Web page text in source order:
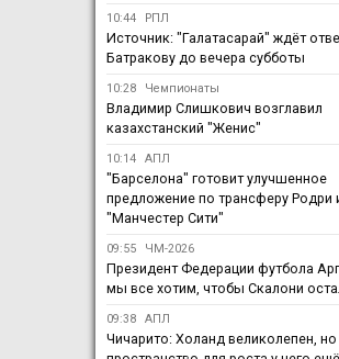
10:44 РПЛ
Источник: "Галатасарай" ждёт
Батракову до вечера субботы
10:28 Чемпионаты
Владимир Слишкович возглавил
казахстанский "Женис"
10:14 АПЛ
"Барселона" готовит улучшенное
предложение по трансферу Родри
"Манчестер Сити"
09:55 ЧМ-2026
Президент Федерации футбола
мы все хотим, чтобы Скалони
09:38 АПЛ
Чичарито: Холанд великолепен, но